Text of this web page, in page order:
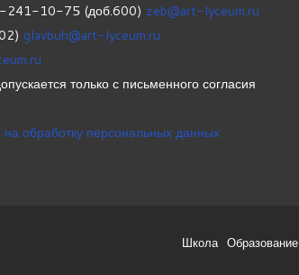
241-10-75 (доб.600) zeb@art-lyceum.ru
glavbuh@art-lyceum.ru
только с письменного согласия
на обработку персональных данных
Школа Образование